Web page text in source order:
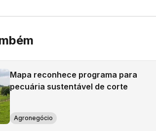
Mapa reconhece programa para
pecuária sustentável de corte
Agronegócio